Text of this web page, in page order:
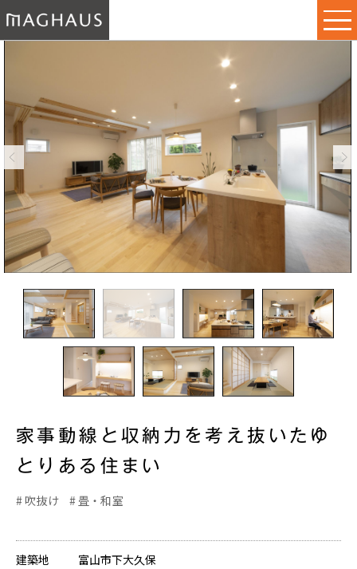
家事動線と収納力を考え抜いたゆ
とりある住まい
吹抜け 畳・和室
建築地 富山市下大久保